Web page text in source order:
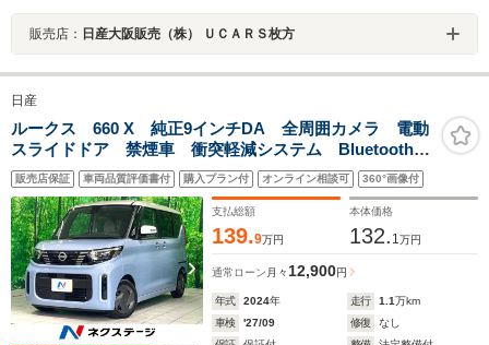
販売店： 日産大阪販売（株） ＵＣＡＲＳ枚方
日産
ルークス 660 X 純正9インチDA 全周囲カメラ 電動
スライドドア 禁煙車 衝突軽減システム Bluetooth再
生 LEDヘッド 踏み間違い防止装置 スマートキー
オートエアコン ロールサンシェード 車線逸脱警報
販売店保証 車両品質評価書付 購入プラン付 オンライン相談可 360°画像付
支払総額
139.9万円
本体価格
132. 1万円
通常ローン 月々12,900円
年式 2024年 走行 1.1万km
車検
'27/09 修復
なし